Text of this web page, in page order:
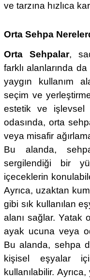
ve tarzına hızlıca
Orta Sehpa
Orta Sehpalar,
farklı alanlarında
yaygın kullanım
seçim ve
estetik ve işlevsel
odasında, orta
veya misafir
Bu alanda,
sergilendiği bir
içeceklerin
Ayrıca, uzaktan
gibi sık kullanılan
alanı sağlar. Yatak
ayak ucuna veya
Bu alanda, sehpa
kişisel eşyalar
kullanılabilir.